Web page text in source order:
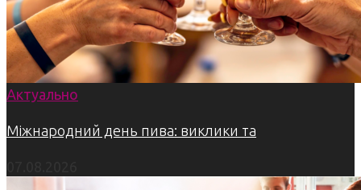
Актуально
Міжнародний день пива: виклики та